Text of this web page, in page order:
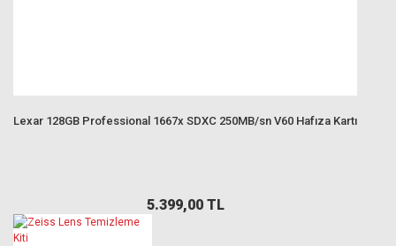
Lexar 128GB Professional 1667x SDXC 250MB/sn V60 Hafıza Kartı
5.399,00 TL